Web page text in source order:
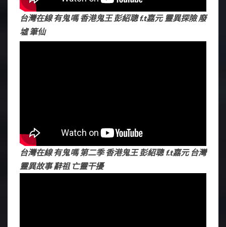
台灣在線 有鬼嗎 香港鬼王 彭紹聰 f.t嘉元靈異探險 廢
墟 筆仙
台灣在線 有鬼嗎 第二季 香港鬼王 彭紹聰 f.t嘉元台灣
靈異故事 辭祖 亡靈干擾